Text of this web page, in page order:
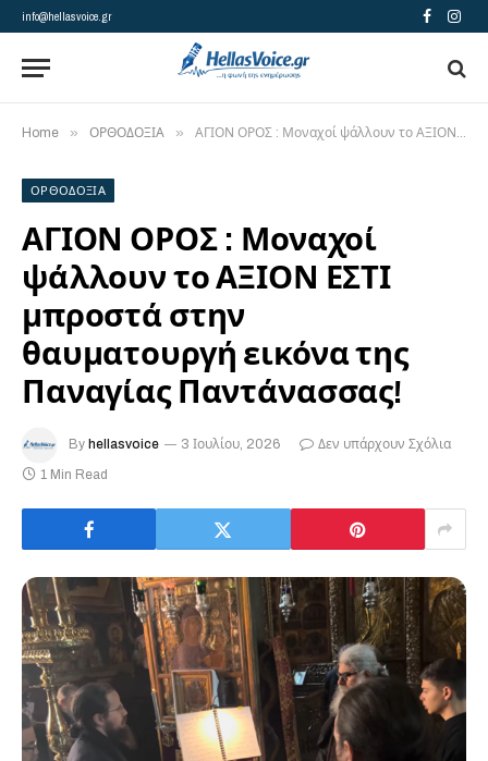
info@hellasvoice.gr Facebook
Home » ΟΡΘΟΔΟΞΙΑ » ΑΓΙΟΝ ΟΡΟΣ : Μοναχοί ψάλλουν το ΑΞΙΟΝ ΕΣΤΙ μπροστά στην θαυματουργή εικόνα της Παναγίας Παντάνασσας!
ΟΡΘΟΔΟΞΙΑ
ΑΓΙΟΝ ΟΡΟΣ : Μοναχοί
ψάλλουν το ΑΞΙΟΝ ΕΣΤΙ
μπροστά στην
θαυματουργή εικόνα της
Παναγίας Παντάνασσας!
By hellasvoice 3 Ιουλίου, 2026
Δεν υπάρχουν Σχόλια
1 Min Read